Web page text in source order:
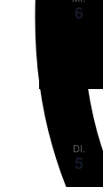
6
DI.
5